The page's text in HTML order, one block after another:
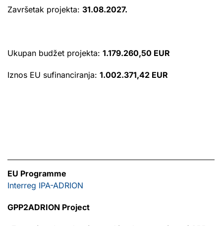
Završetak projekta: 31.08.2027.
Ukupan budžet projekta: 1.179.260,50 EUR
Iznos EU sufinanciranja: 1.002.371,42 EUR
EU Programme
Interreg IPA-ADRION
GPP2ADRION Project